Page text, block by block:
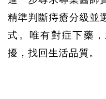
精準判斷痔瘡分級並
式。唯有對症下藥
擾，找回生活品質。